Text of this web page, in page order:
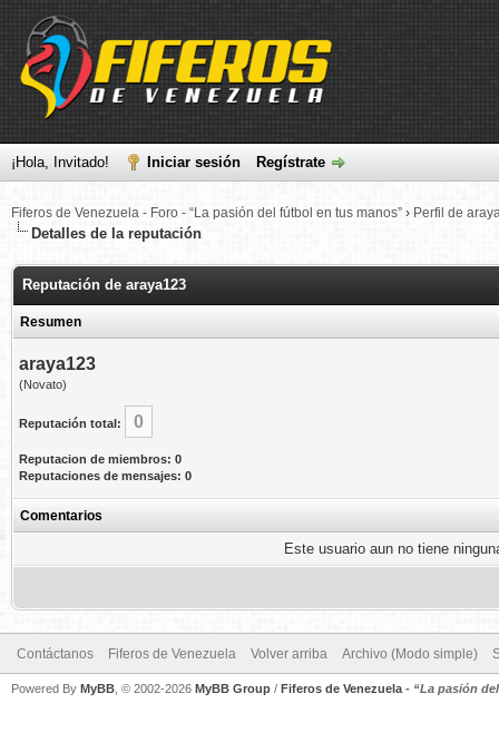
¡Hola, Invitado! Iniciar sesión Regístrate
Fiferos de Venezuela - Foro - “La pasión del fútbol en tus manos” › Perfil de
Detalles de la reputación
Reputación de araya123
Resumen
araya123
(Novato)
Reputación total: 0
Reputacion de miembros: 0
Reputaciones de mensajes: 0
Comentarios
Este usuario aun no tiene
Contáctanos Fiferos de Venezuela Volver arriba Archivo (Modo simple)
Powered By MyBB , © 2002-2026 MyBB Group / Fiferos de Venezuela - “La pasión